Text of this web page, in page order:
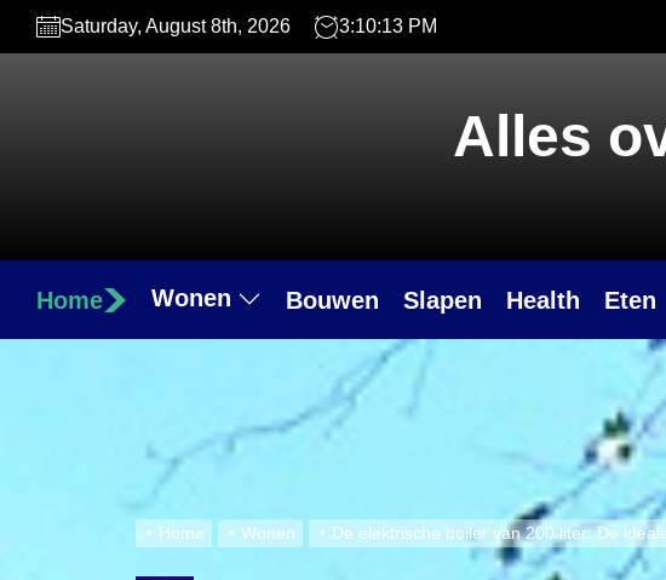
Skip
Saturday, August 8th, 2026 3:10:14 PM
Alles
Home Wonen Bouwen Slapen Health Eten
Home Wonen De elektrische boiler van 200 liter: De